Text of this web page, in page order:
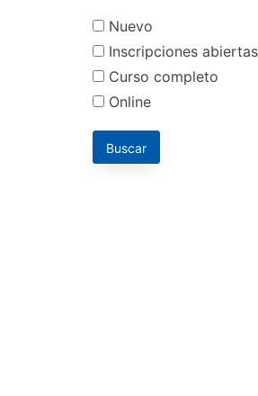
Nuevo
Inscripciones abiertas
Curso completo
Online